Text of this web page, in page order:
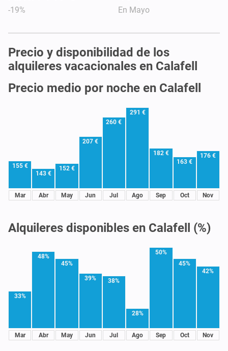
-19% En Mayo
Precio y disponibilidad de los
alquileres vacacionales en Calafell
Precio medio por noche en Calafell
155 €
Mar
143 €
Abr
152 €
May
207 €
Jun
260 €
Jul
291 €
Ago
182 €
Sep
163 €
Oct
176 €
Nov
Alquileres disponibles en Calafell (%)
33%
Mar
48%
Abr
45%
May
39%
Jun
38%
Jul
28%
Ago
50%
Sep
45%
Oct
42%
Nov